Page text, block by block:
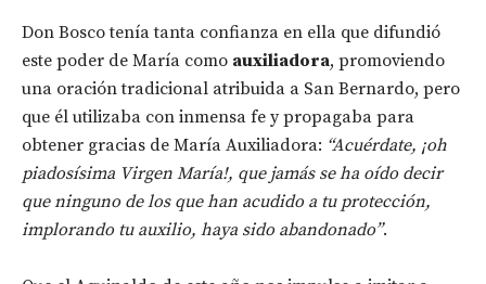
Don Bosco tenía tanta confianza en ella que difundió
este poder de María como auxiliadora, promoviendo
una oración tradicional atribuida a San Bernardo, pero
que él utilizaba con inmensa fe y propagaba para
obtener gracias de María Auxiliadora: “Acuérdate, ¡oh
piadosísima Virgen María!, que jamás se ha oído decir
que ninguno de los que han acudido a tu protección,
implorando tu auxilio, haya sido abandonado”.